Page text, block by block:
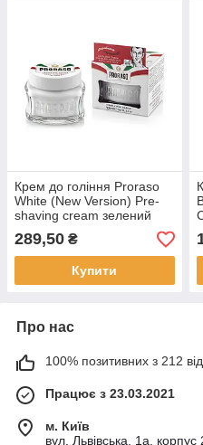
Крем до гоління Proraso
White (New Version) Pre-
shaving cream зелений
чай для чутливої шкіри
100 мл
289,50 ₴
Купити
Про нас
100% позитивних з 212
Працює з 23.03.2021
м. Київ
вул. Львівська, 1а,